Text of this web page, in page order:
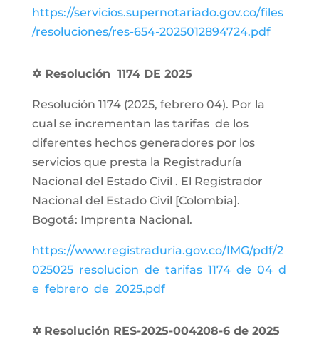
https://servicios.supernotariado.gov.co/files
/resoluciones/res-654-2025012894724.pdf
✡ Resolución 1174 DE 2025
Resolución 1174 (2025, febrero 04). Por la
cual se incrementan las tarifas de los
diferentes hechos generadores por los
servicios que presta la Registraduría
Nacional del Estado Civil . El Registrador
Nacional del Estado Civil [Colombia].
Bogotá: Imprenta Nacional.
https://www.registraduria.gov.co/IMG/pdf/2
025025_resolucion_de_tarifas_1174_de_04_d
e_febrero_de_2025.pdf
✡ Resolución RES-2025-004208-6 de 2025